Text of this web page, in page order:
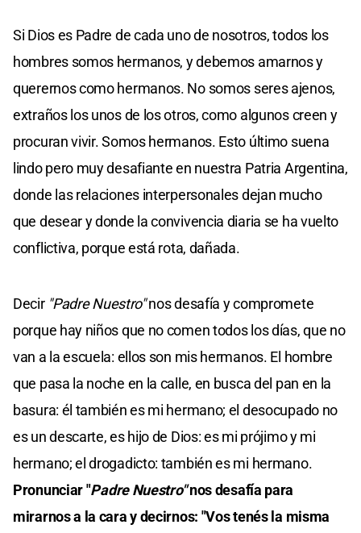
Si Dios es Padre de cada uno de nosotros, todos los
hombres somos hermanos, y debemos amarnos y
querernos como hermanos. No somos seres ajenos,
extraños los unos de los otros, como algunos creen y
procuran vivir. Somos hermanos. Esto último suena
lindo pero muy desafiante en nuestra Patria Argentina,
donde las relaciones interpersonales dejan mucho
que desear y donde la convivencia diaria se ha vuelto
conflictiva, porque está rota, dañada.
Decir "Padre Nuestro"nos desafía y compromete
porque hay niños que no comen todos los días, que no
van a la escuela: ellos son mis hermanos. El hombre
que pasa la noche en la calle, en busca del pan en la
basura: él también es mi hermano; el desocupado no
es un descarte, es hijo de Dios: es mi prójimo y mi
hermano; el drogadicto: también es mi hermano.
Pronunciar "Padre Nuestro"nos desafía para
mirarnos a la cara y decirnos: "Vos tenés la misma